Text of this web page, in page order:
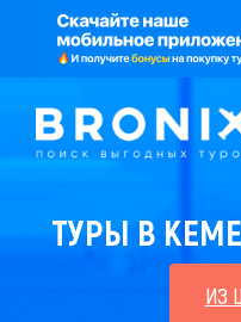
ТУРЫ В
ИЗ